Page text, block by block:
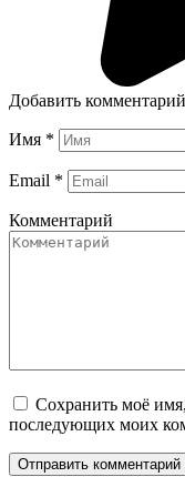
Добавить комментарий
Имя *
Email *
Комментарий
Сохранить моё
последующих моих